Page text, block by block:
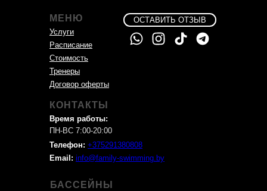
Услуги
МЕНЮ
Договор оферты
Расписание
Стоимость
Тренеры
БАССЕЙНЫ
ОСТАВИТЬ ОТЗЫВ
ПН-ВС 7:00-20:00
Время работы:
КОНТАКТЫ
Email: info@family-swimming.by
Телефон: +375291380808